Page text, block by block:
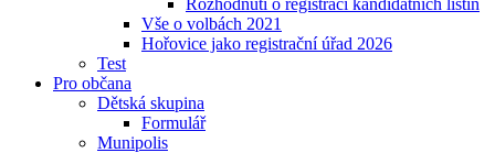
Rozhodnutí o registraci kandidátních listin
Vše o volbách 2021
Hořovice jako registrační úřad 2026
Test
Pro občana
Dětská skupina
Formulář
Munipolis